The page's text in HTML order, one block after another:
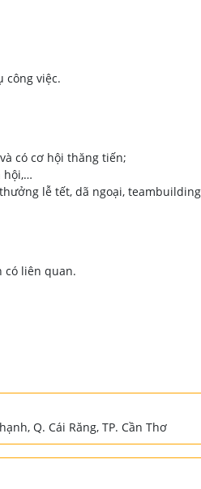
công việc.
có cơ hội thăng tiến;
hội,…
lễ tết, dã ngoại,
có liên quan.
Q. Cái Răng, TP. Cần Thơ